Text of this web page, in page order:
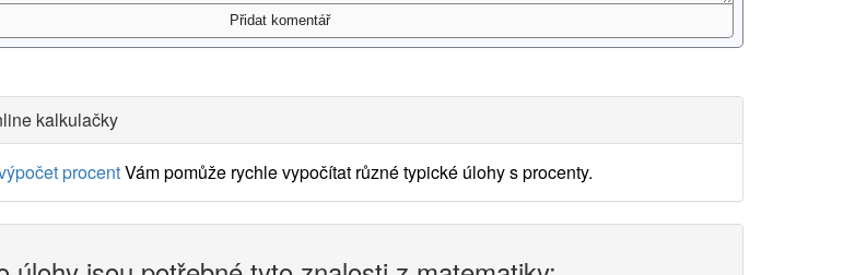
kalkulačky
procentVám pomůže rychle vypočítat různé typické úlohy s procenty.